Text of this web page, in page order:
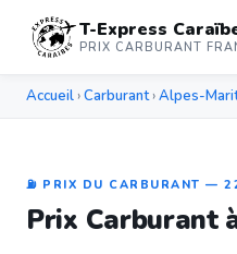
T-Express
PRIX CARBURANT
Accueil ›Carburant›Alpes-
⛽ PRIX DU CARBURANT —
Prix Carburant